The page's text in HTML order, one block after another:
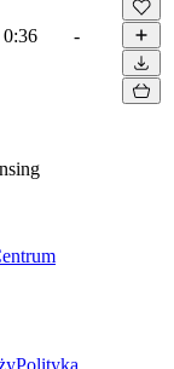
0:36 -
Polityka